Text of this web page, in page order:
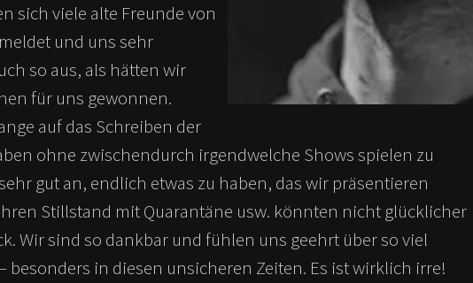
sich viele alte Freunde von
und uns sehr
so aus, als hätten wir
für uns gewonnen.
auf das Schreiben der
ohne zwischendurch irgendwelche Shows spielen zu
gut an, endlich etwas zu haben, das wir präsentieren
Stillstand mit Quarantäne usw. könnten nicht glücklicher
Wir sind so dankbar und fühlen uns geehrt über so viel
besonders in diesen unsicheren Zeiten. Es ist wirklich irre!